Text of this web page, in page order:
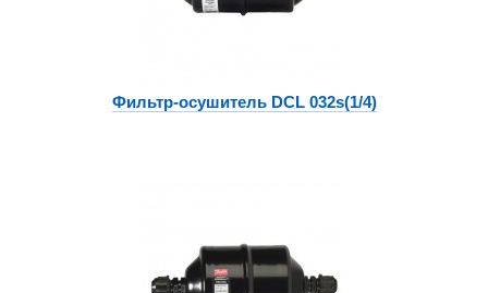
Фильтр-осушитель DCL 032s(1/4)